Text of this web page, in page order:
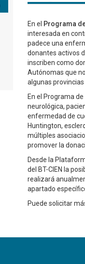
En el Programa
interesada en
padece una
donantes activos
inscriben como
Autónomas que
algunas provincias
En el Programa
neurológica,
enfermedad de
Huntington,
múltiples
promover la
Desde la
del BT-CIEN la
realizará
apartado
Puede solicitar